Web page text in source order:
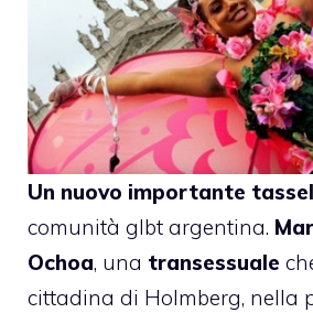
Un nuovo importante
comunità glbt argentina.
Ochoa, una transessuale
cittadina di Holmberg, nella